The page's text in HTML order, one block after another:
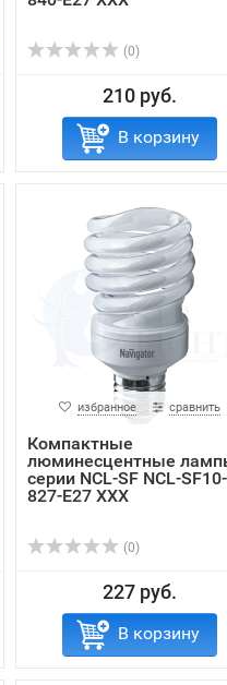
(0)
210 руб.
В корзину
избранное сравнить
Компактные
люминесцентные
серии NCL-SF NCL-
827-E27 ХХХ
(0)
227 руб.
В корзину